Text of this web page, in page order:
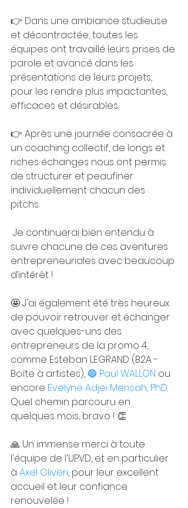
👉 Dans une ambiance studieuse
et décontractée, toutes les
équipes ont travaillé leurs prises de
parole et avancé dans les
présentations de leurs projets,
pour les rendre plus impactantes,
efficaces et désirables.
👉 Après une journée consacrée à
un coaching collectif, de longs et
riches échanges nous ont permis
de structurer et peaufiner
individuellement chacun des
pitchs.
Je continuerai bien entendu à
suivre chacune de ces aventures
entrepreneuriales avec beaucoup
d’intérêt !
🤩 J'ai également été très heureux
de pouvoir retrouver et échanger
avec quelques-uns des
entrepreneurs de la promo 4,
comme Esteban LEGRAND (B2A -
Boîte à artistes), 🔵 Paul WALLON ou
encore Evelyne Adjei Mensah, PhD.
Quel chemin parcouru en
quelques mois, bravo ! 👏
🙏 Un immense merci à toute
l'équipe de l'UPVD, et en particulier
à Axel Oliveri, pour leur excellent
accueil et leur confiance
renouvelée !